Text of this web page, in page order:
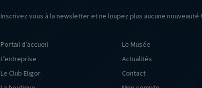
Inscrivez vous à la newsletter et ne loupez plus aucune nouveauté !
Portail d’accueil
L’entreprise
Le Club Eligor
Le Musée
Actualités
Contact